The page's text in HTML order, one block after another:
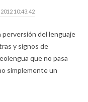
10:43:42
perversión del lenguaje
y signos de
que no pasa
simplemente un